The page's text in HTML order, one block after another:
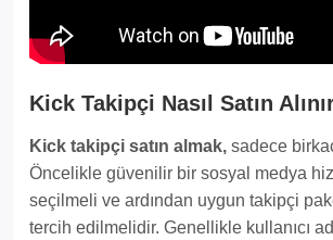
Kick Takipçi Nasıl Satın
Kick takipçi satın almak, sadece
Öncelikle güvenilir bir sosyal medya
seçilmeli ve ardından uygun takipçi
tercih edilmelidir. Genellikle kullanıcı